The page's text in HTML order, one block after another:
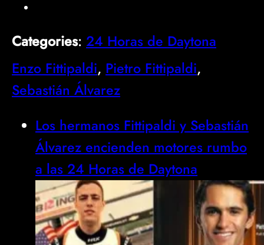
Categories: 24 Horas de Daytona
Enzo Fittipaldi, Pietro Fittipaldi
Sebastián Álvarez
Los hermanos Fittipaldi y Sebastián
Álvarez encienden motores rumbo
a las 24 Horas de Daytona